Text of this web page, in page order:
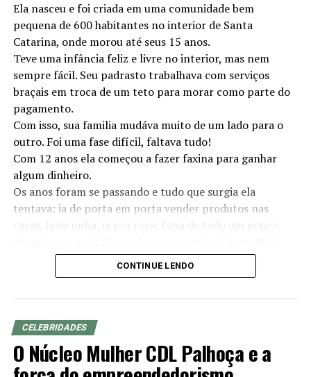
Ela nasceu e foi criada em uma comunidade bem
pequena de 600 habitantes no interior de Santa
Catarina, onde morou até seus 15 anos.
Teve uma infância feliz e livre no interior, mas nem
sempre fácil. Seu padrasto trabalhava com serviços
braçais em troca de um teto para morar como parte do
pagamento.
Com isso, sua familia mudáva muito de um lado para o
outro. Foi uma fase difícil, faltava tudo!
Com 12 anos ela começou a fazer faxina para ganhar
algum dinheiro.
Os anos foram se passando e tudo que surgia ela
tentava: ia de porta em porta vender produtos nas
pois sua mãe sempre sofreu de depressão e tudo só se
agravou mais.
Ela conclui seu ensino médio a noite enquanto
trabalhava durante o dia e entrou na faculdade.
Ela decidiu fazer medicina veterinária, mesmo sabendo
CONTINUE LENDO
CELEBRIDADES
O Núcleo Mulher CDL Palhoça e a